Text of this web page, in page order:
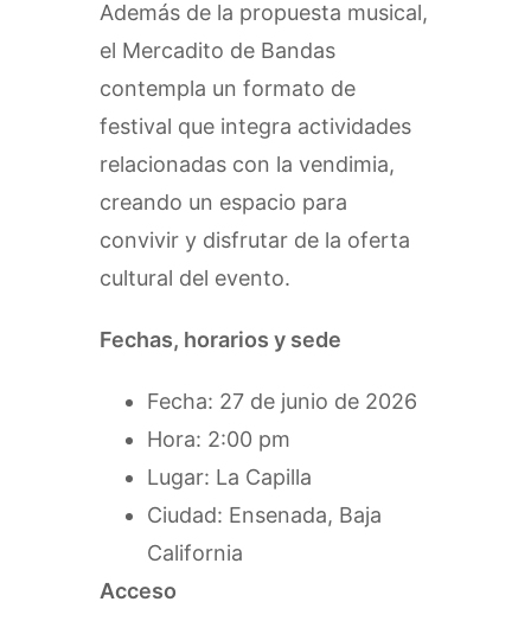
Además de la propuesta musical,
el Mercadito de Bandas
contempla un formato de
festival que integra actividades
relacionadas con la vendimia,
creando un espacio para
convivir y disfrutar de la oferta
cultural del evento.
Fechas, horarios y sede
Fecha: 27 de junio de 2026
Hora: 2:00 pm
Lugar: La Capilla
Ciudad: Ensenada, Baja
California
Acceso